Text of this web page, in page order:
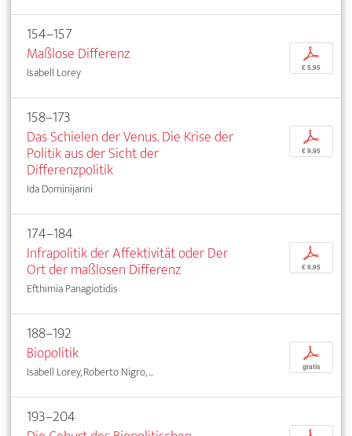
154–157
Maßlose Differenz
Isabell Lorey
p
€ 5,95
158–173
Das Schielen der Venus. Die Krise der
Politik aus der Sicht der
Differenzpolitik
Ida Dominijanni
p
€ 9,95
174–184
Infrapolitik der Affektivität oder Der
Ort der maßlosen Differenz
Efthimia Panagiotidis
p
€ 9,95
188–192
Biopolitik
Isabell Lorey, Roberto Nigro, ...
p
gratis
193–204